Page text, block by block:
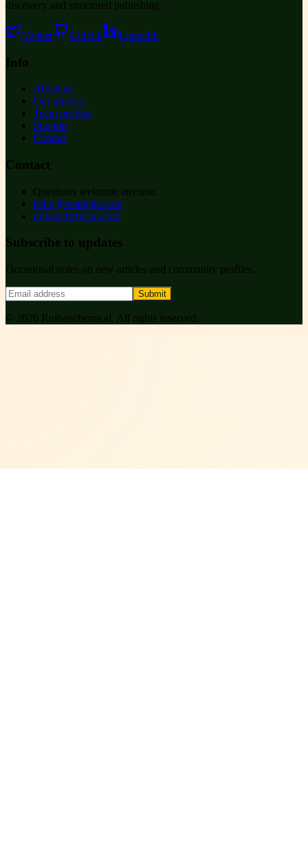
discovery and structured publishing.
Twitter GitHub LinkedIn
Info
About us
Our articles
Team profiles
Support
Contact
Contact
Questions welcome anytime.
hello@example.com
ruihanchemical.com
Subscribe to updates
Occasional notes on new articles and community profiles.
Submit
© 2026 Ruihanchemical . All rights reserved.